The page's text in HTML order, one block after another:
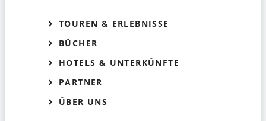
TOUREN & ERLEBNISSE
BÜCHER
HOTELS & UNTERKÜNFTE
PARTNER
ÜBER UNS